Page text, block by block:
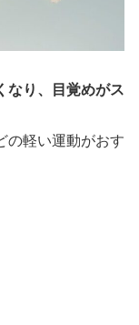
なり、目覚めがス
の軽い運動がおす